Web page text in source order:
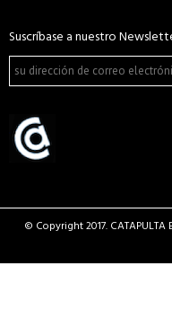
Suscríbase a nuestro
© Copyright 2017. CATAPULTA